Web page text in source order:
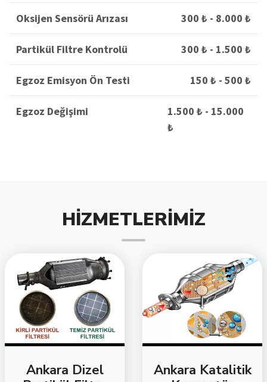
Oksijen Sensörü Arızası 300 ₺ - 8.000 ₺
Partikül Filtre Kontrolü 300 ₺ - 1.500 ₺
Egzoz Emisyon Ön Testi 150 ₺ - 500 ₺
Egzoz Değişimi
1.500 ₺ - 15.000
₺
HİZMETLERİMİZ
Ankara Dizel
Ankara Katalitik